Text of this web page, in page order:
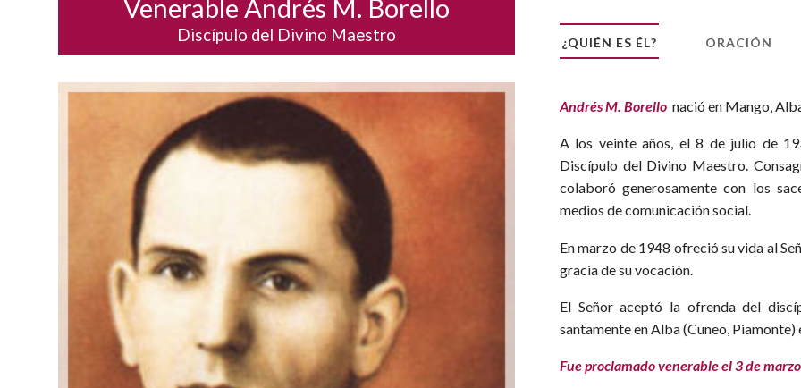
Narzole
Venerable Andrés M. Borello
Discípulo del Divino Maestro ¿QUIÉN ES ÉL? ORACIÓN
Andrés M. Borellonació en Mango,
A los veinte años, el 8 de julio de
Discípulo del Divino Maestro.
colaboró generosamente con los
medios de comunicación social.
En marzo de 1948 ofreció su vida al
gracia de su vocación.
El Señor aceptó la ofrenda del
santamente en Alba (Cuneo, Piamonte)
Fue proclamado venerable el 3 de